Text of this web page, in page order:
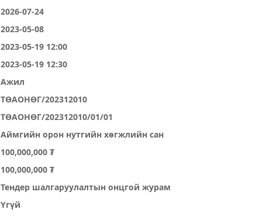
2026-07-24
2023-05-08
2023-05-19 12:00
2023-05-19 12:30
Ажил
ТӨАОНӨГ/202312010
ТӨАОНӨГ/202312010/01/01
Аймгийн орон нутгийн хөгжлийн сан
100,000,000 ₮
100,000,000 ₮
Тендер шалгаруулалтын онцгой журам
Үгүй